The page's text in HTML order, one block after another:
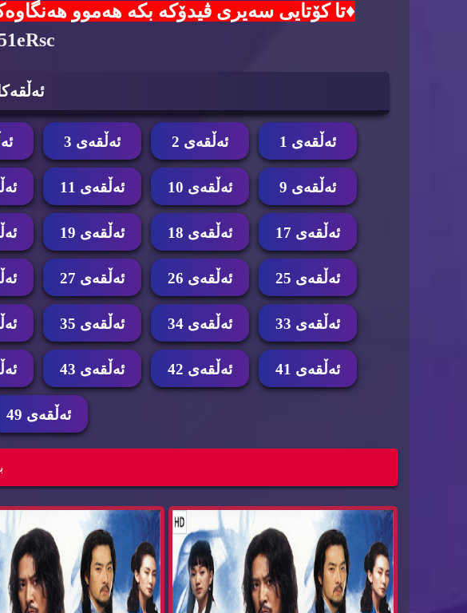
♦️تا کۆتایی سەیری ڤیدۆکە بکە هەموو هەنگاوەکان باس کراوە
ئه‌ڵقه‌ی 1 ئه‌ڵقه‌ی 2 ئه‌ڵقه‌ی 3
ئه‌ڵقه‌ی 9 ئه‌ڵقه‌ی 10 ئه‌ڵقه‌ی 11
ئه‌ڵقه‌ی 17 ئه‌ڵقه‌ی 18 ئه‌ڵقه‌ی 19
ئه‌ڵقه‌ی 25 ئه‌ڵقه‌ی 26 ئه‌ڵقه‌ی 27
ئه‌ڵقه‌ی 33 ئه‌ڵقه‌ی 34 ئه‌ڵقه‌ی 35
ئه‌ڵقه‌ی 41 ئه‌ڵقه‌ی 42 ئه‌ڵقه‌ی 43
ئه‌ڵقه‌ی 49
درامای ئیمپراتۆری ده‌ریا ئه‌ڵقه‌ی 45